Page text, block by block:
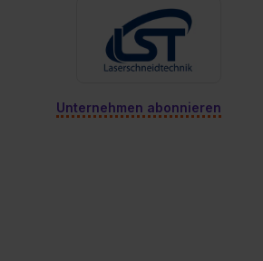
Unternehmen abonnieren